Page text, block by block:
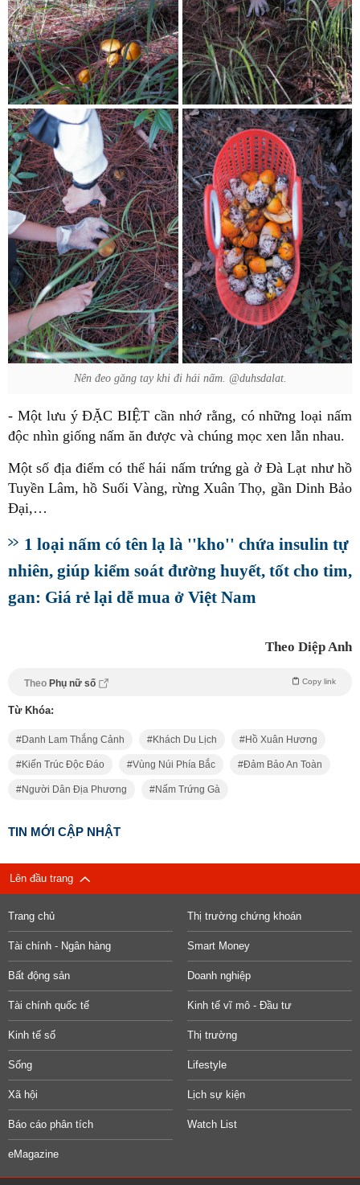
Nên đeo găng tay khi đi hái nấm. @duhsdalat.
- Một lưu ý ĐẶC BIỆT cần nhớ rằng, có những loại nấm
độc nhìn giống nấm ăn được và chúng mọc xen lẫn nhau.
Một số địa điểm có thể hái nấm trứng gà ở Đà Lạt như hồ
Tuyền Lâm, hồ Suối Vàng, rừng Xuân Thọ, gần Dinh Bảo
Đại,…
1 loại nấm có tên lạ là ''kho'' chứa insulin tự
nhiên, giúp kiểm soát đường huyết, tốt cho tim,
gan: Giá rẻ lại dễ mua ở Việt Nam
Theo Diệp Anh
Theo Phụ nữ số Copy link
Từ Khóa:
Danh Lam Thắng Cảnh Khách Du Lịch Hồ Xuân Hương
Kiến Trúc Độc Đáo Vùng Núi Phía Bắc Đảm Bảo An Toàn
Người Dân Địa Phương Nấm Trứng Gà
TIN MỚI CẬP NHẬT
Lên đầu trang
Trang chủ Thị trường chứng khoán
Tài chính - Ngân hàng Smart Money
Bất động sản Doanh nghiệp
Tài chính quốc tế Kinh tế vĩ mô - Đầu tư
Kinh tế số Thị trường
Sống Lifestyle
Xã hội Lịch sự kiện
Báo cáo phân tích Watch List
eMagazine